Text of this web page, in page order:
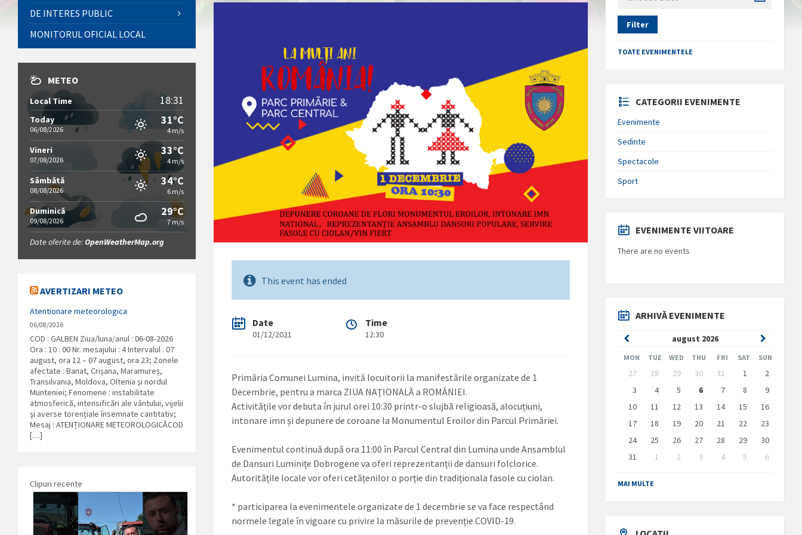
This event has ended
Date
01/12/2021
Time
12:30
Primăria Comunei Lumina, invită locuitorii la manifestările organizate de 1
Decembrie, pentru a marca ZIUA NAŢIONALĂ a ROMÂNIEI.
Activităţile vor debuta în jurul orei 10:30 printr-o slujbă religioasă, alocuțiuni,
intonare imn și depunere de coroane la Monumentul Eroilor din Parcul Primăriei.
Evenimentul continuă după ora 11:00 în Parcul Central din Lumina unde Ansamblul
de Dansuri Luminițe Dobrogene va oferi reprezentanții de dansuri folclorice.
Autoritățile locale vor oferi cetățenilor o porție din tradiționala fasole cu ciolan.
* participarea la evenimentele organizate de 1 decembrie se va face respectând
normele legale în vigoare cu privire la măsurile de prevenție COVID-19.
DE INTERES PUBLIC
MONITORUL OFICIAL LOCAL
METEO
Local Time 18:31
Today
06/08/2026
31°C
4 m/s
Vineri
07/08/2026
33°C
4 m/s
Sâmbătă
08/08/2026
34°C
6 m/s
Duminică
09/08/2026
29°C
7 m/s
Date oferite de:OpenWeatherMap.org
AVERTIZARI METEO
Atentionare meteorologica
06/08/2026
COD : GALBEN Ziua/luna/anul : 06-08-2026
Ora : 10 : 00 Nr. mesajului : 4 Intervalul : 07
august, ora 12 – 07 august, ora 23; Zonele
afectate : Banat, Crișana, Maramureș,
Transilvania, Moldova, Oltenia și nordul
Munteniei; Fenomene : instabilitate
atmosferică, intensificări ale vântului, vijelii
și averse torențiale însemnate cantitativ;
Mesaj : ATENȚIONARE METEOROLOGICĂCOD
[…]
Clipuri recente
Filter
TOATE EVENIMENTELE
CATEGORII EVENIMENTE
Evenimente
Sedinte
Spectacole
Sport
EVENIMENTE VIITOARE
There are no events
ARHIVĂ EVENIMENTE
august 2026
Previous
Month
Next
Month
MON TUE WED THU FRI SAT SUN
Skip
calendar
days
27 28 29 30 31 1
2
3
4 5 6 7 8
9
10
11 12 13 14 15
16
17
18 19 20 21 22
23
24
25 26 27 28 29
30
31
1 2 3 4 5
6
to
calendar
MAI MULTE